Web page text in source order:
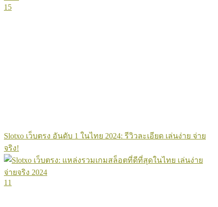
15
Slotxo เว็บตรง อันดับ 1 ในไทย 2024: รีวิวละเอียด เล่นง่าย จ่าย
จริง!
11